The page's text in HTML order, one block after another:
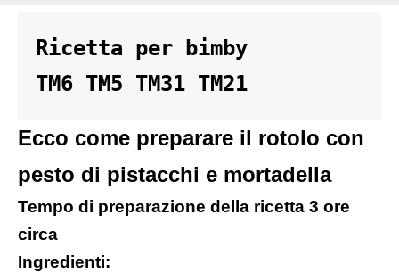
Ricetta per bimby
TM6 TM5 TM31 TM21
Ecco come preparare il rotolo con
pesto di pistacchi e mortadella
Tempo di preparazione della ricetta 3 ore
circa
Ingredienti: